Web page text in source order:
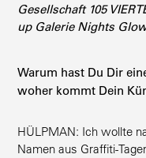
Gesell­schaft 105
up Galerie Nights
Warum hast Du Dir
woher kommt Dein
HÜLPMAN: Ich wollte
Namen aus Graffiti-